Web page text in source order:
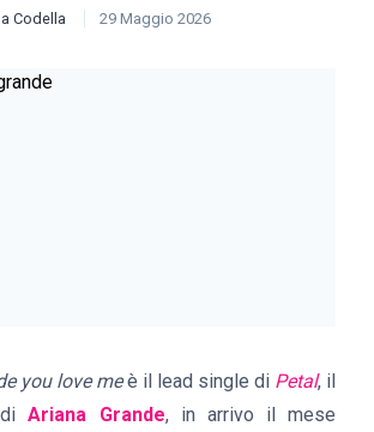
Codella 29 Maggio 2026
you love meè il lead single di Petal, il
diAriana Grande, in arrivo il mese